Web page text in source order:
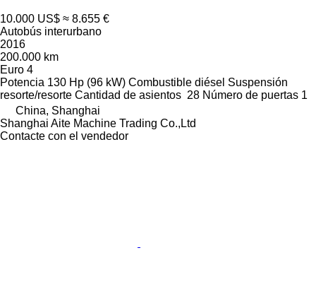
10.000 US$ ≈ 8.655 €
Autobús interurbano
2016
200.000 km
Euro 4
Potencia 130 Hp (96 kW) Combustible diésel Suspensión
resorte/resorte Cantidad de asientos 28 Número de puertas 1
China, Shanghai
Shanghai Aite Machine Trading Co.,Ltd
Contacte con el vendedor